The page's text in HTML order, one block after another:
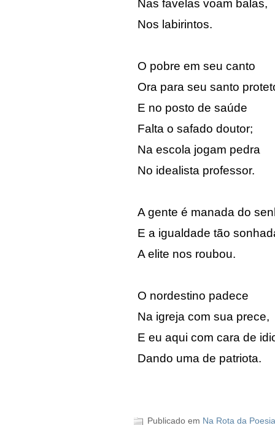
Nas favelas voam balas,
Nos labirintos.
O pobre em seu canto
Ora para seu santo
E no posto de saúde
Falta o safado doutor;
Na escola jogam pedra
No idealista professor.
A gente é manada do
E a igualdade tão
A elite nos roubou.
O nordestino padece
Na igreja com sua prece,
E eu aqui com cara de
Dando uma de patriota.
Publicado em Na Rota da Poesia